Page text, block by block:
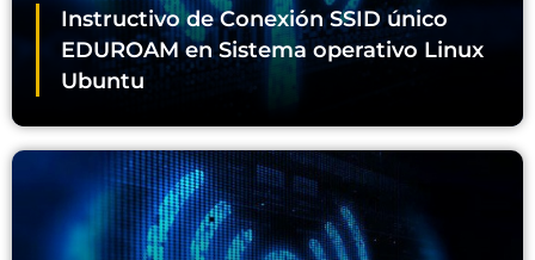
Instructivo de Conexión SSID único
EDUROAM en Sistema operativo Linux
Ubuntu